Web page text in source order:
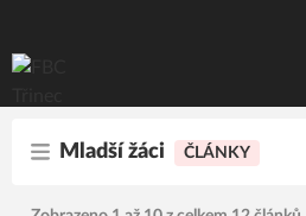
FBC Třinec
Mladší žáci ČLÁNKY